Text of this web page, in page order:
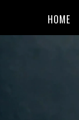
HOME